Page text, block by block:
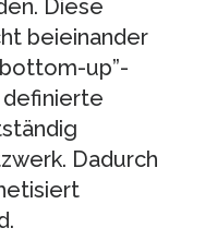
Diese
beieinander
up”-
definierte
Dadurch